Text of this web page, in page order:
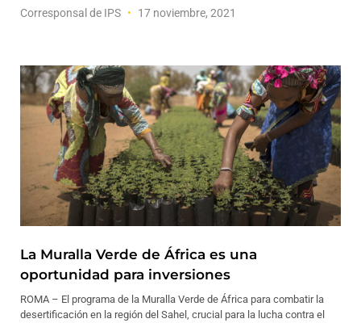
Corresponsal de IPS 17 noviembre, 2021
La Muralla Verde de África es una
oportunidad para inversiones
ROMA – El programa de la Muralla Verde de África para combatir la
desertificación en la región del Sahel, crucial para la lucha contra el